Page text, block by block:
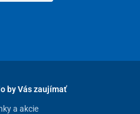
by Vás zaujímať
a akcie